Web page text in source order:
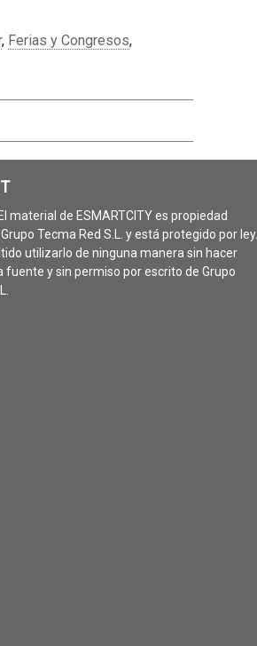
, Ferias y Congresos,
material de ESMARTCITY es propiedad
Tecma Red S.L. y está protegido por ley.
utilizarlo de ninguna manera sin hacer
fuente y sin permiso por escrito de Grupo